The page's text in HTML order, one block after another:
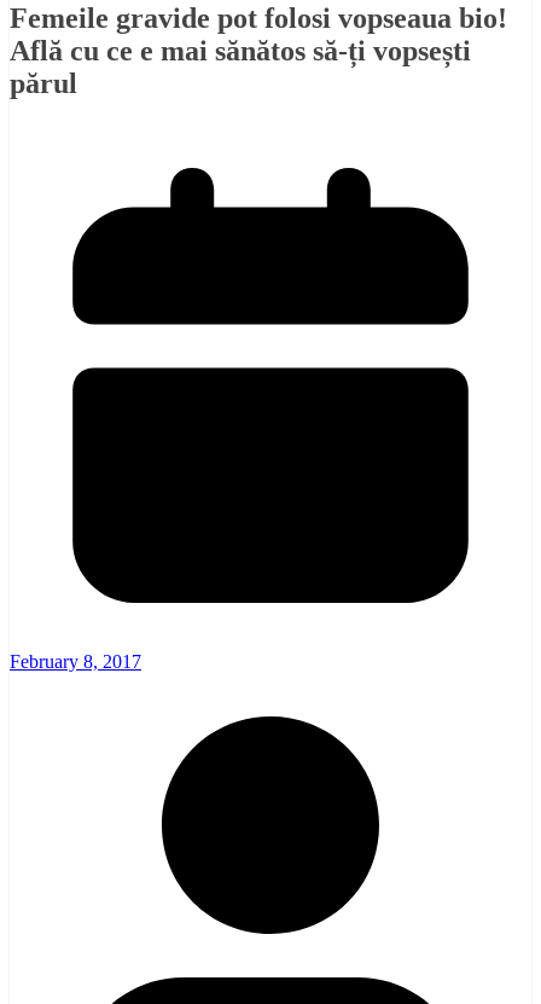
Femeile gravide pot folosi vopseaua bio!
Află cu ce e mai sănătos să-ți vopsești
părul
February 8, 2017